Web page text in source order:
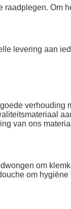
Om
levering aan
verhouding
van ons
om
om